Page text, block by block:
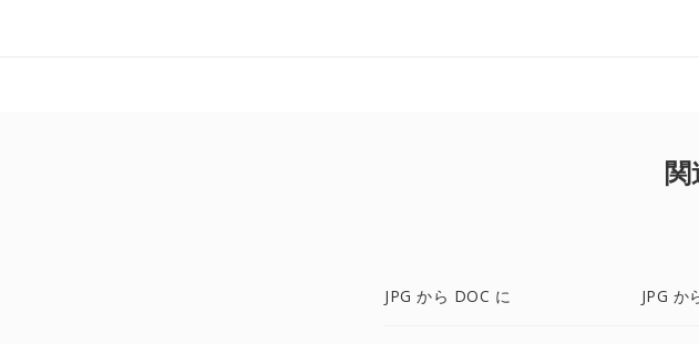
関
JPG から DOC に JPG か